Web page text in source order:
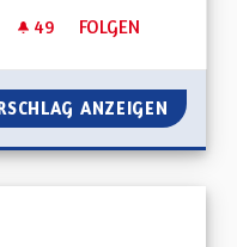
49 49 FOLLOWER
FOLGEN
ANZEIGEN